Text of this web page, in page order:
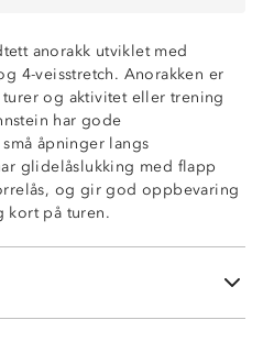
anorakk utviklet med
4-veisstretch. Anorakken er
og aktivitet eller trening
har gode
åpninger langs
glidelåslukking med flapp
og gir god oppbevaring
kort på turen.
glidelås og borrelås
på ryggpanelet